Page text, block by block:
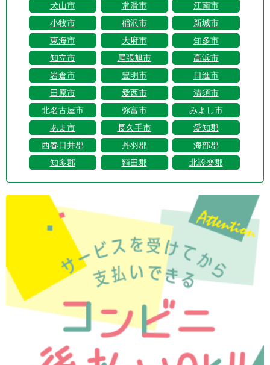
犬山市
常滑市
江南市
小牧市
稲沢市
新城市
東海市
大府市
知多市
知立市
尾張旭市
高浜市
岩倉市
豊明市
日進市
田原市
愛西市
清須市
北名古屋市
弥富市
みよし市
あま市
長久手市
愛知郡
西春日井郡
丹羽郡
海部郡
知多郡
額田郡 北設楽郡